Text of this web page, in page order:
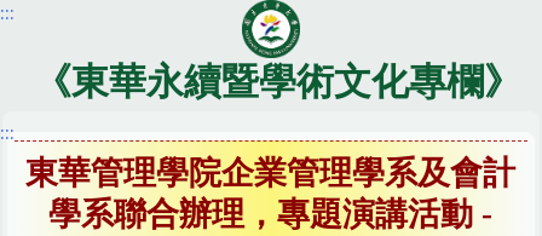
跳
內
區
:::
《東華永續暨學術文化專欄》
:::
東華管理學院企業管理學系及會計
學系聯合辦理，專題演講活動 -